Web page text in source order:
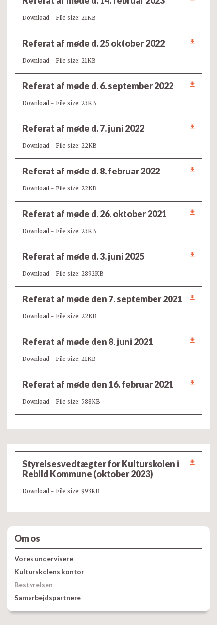
Download - File size: 21KB
Referat af møde d. 25 oktober 2022
Download - File size: 21KB
Referat af møde d. 6. september 2022
Download - File size: 23KB
Referat af møde d. 7. juni 2022
Download - File size: 22KB
Referat af møde d. 8. februar 2022
Download - File size: 22KB
Referat af møde d. 26. oktober 2021
Download - File size: 23KB
Referat af møde d. 3. juni 2025
Download - File size: 2892KB
Referat af møde den 7. september 2021
Download - File size: 22KB
Referat af møde den 8. juni 2021
Download - File size: 21KB
Referat af møde den 16. februar 2021
Download - File size: 588KB
Styrelsesvedtægter for Kulturskolen i
Rebild Kommune (oktober 2023)
Download - File size: 993KB
Om os
Vores undervisere
Kulturskolens kontor
Bestyrelsen
Samarbejdspartnere